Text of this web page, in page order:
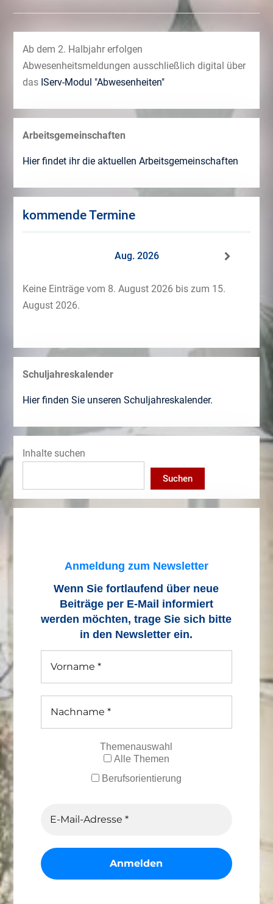
Ab dem 2. Halbjahr erfolgen
Abwesenheitsmeldungen ausschließlich digital über
das IServ-Modul "Abwesenheiten"
Arbeitsgemeinschaften
Hier findet ihr die aktuellen Arbeitsgemeinschaften
kommende Termine
Aug. 2026
Keine Einträge vom 8. August 2026 bis zum 15.
August 2026.
Schuljahreskalender
Hier finden Sie unseren Schuljahreskalender.
Inhalte suchen
Suchen
Anmeldung zum Newsletter
Wenn Sie fortlaufend über neue
Beiträge per E-Mail informiert
werden möchten, trage Sie sich bitte
in den Newsletter ein.
Themenauswahl
Alle Themen
Berufsorientierung